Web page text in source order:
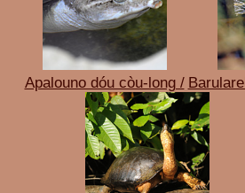
Apalouno dóu còu-long /